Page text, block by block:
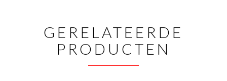
GERELATEERDE
PRODUCTEN